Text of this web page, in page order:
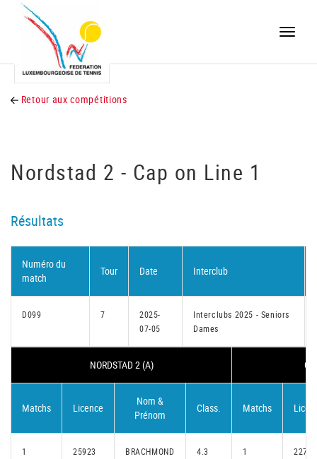
Toggle
Retour aux compétitions
Nordstad 2 - Cap on Line 1
Résultats
Numéro du
match
Tour Date Interclub
D099 7
2025-
07-05
Interclubs 2025 - Seniors
Dames
NORDSTAD 2 (A)
Matchs Licence
Nom &
Prénom
Class. Matchs
1 25923
BRACHMOND
4.3 1 22741